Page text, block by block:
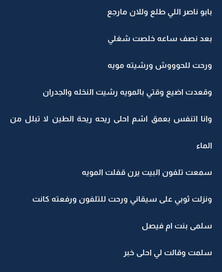
بابو ناصر اللي طلع وللان مارجع
بعد نصف ساعه خلصت شغلي
ورحت للحوووش ورشيته مويه
وقعدت اضيع وقتي بالمويه رشيت النخله والجدران
وانا اتنفس بعمق اشم احلى ريحه ريحة الطين لا تبلل من
الماء
سمعت تلفون البيت يرن قفلت المويه
ونزلت ثوبي على سيقاني ورحت للتلفون ورفعته كانت
سلمى بنت ام فيصل
سلمت وقالت لي احلى خبر